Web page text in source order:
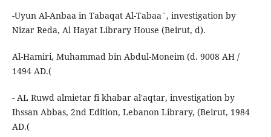
-Uyun Al-Anbaa in Tabaqat Al-Tabaa`, investigation by
Nizar Reda, Al Hayat Library House (Beirut, d).
Al-Hamiri, Muhammad bin Abdul-Moneim (d. 9008 AH /
1494 AD.(
- AL Ruwd almietar fi khabar al'aqtar, investigation by
Ihssan Abbas, 2nd Edition, Lebanon Library, (Beirut, 1984
AD.(